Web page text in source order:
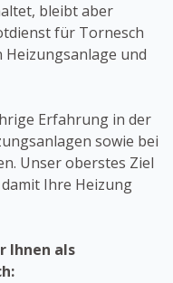
bleibt aber
für Tornesch
und
Erfahrung in der
sowie bei
Unser oberstes Ziel
Ihre Heizung
Ihnen als